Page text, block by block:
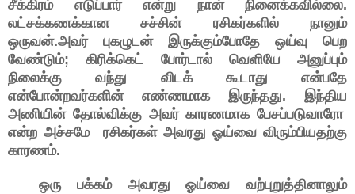
சீக்கிரம் எடுப்பார் என்று நான் நினைக்கவில்லை.
லட்சக்கணக்கான சச்சின் ரசிகர்களில் நானும்
ஒருவன்.அவர் புகழுடன் இருக்கும்போதே ஒய்வு பெற
வேண்டும்; கிரிக்கெட் போர்டால் வெளியே அனுப்பும்
நிலைக்கு வந்து விடக் கூடாது என்பதே
என்போன்றவர்களின் எண்ணமாக இருந்தது. இந்திய
அணியின் தோல்விக்கு அவர் காரணமாக பேசப்படுவாரோ
என்ற அச்சமே ரசிகர்கள் அவரது ஓய்வை விரும்பியதற்கு
காரணம்.
ஒரு பக்கம் அவரது ஓய்வை வற்புறுத்தினாலும்